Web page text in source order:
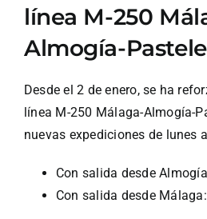
línea M-250
Almogía-
Desde el 2 de enero, se ha
línea M-250 Málaga-Almogía-
nuevas expediciones de lunes
Con salida desde
Con salida desde